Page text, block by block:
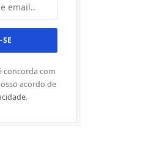
concorda com
acordo de
.